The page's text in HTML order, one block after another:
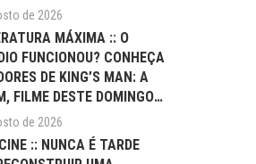
FAMILIAR
de 2026
MÁXIMA :: O
FUNCIONOU? CONHEÇA
DE KING’S MAN: A
FILME DESTE DOMINGO
de 2026
:: NUNCA É TARDE